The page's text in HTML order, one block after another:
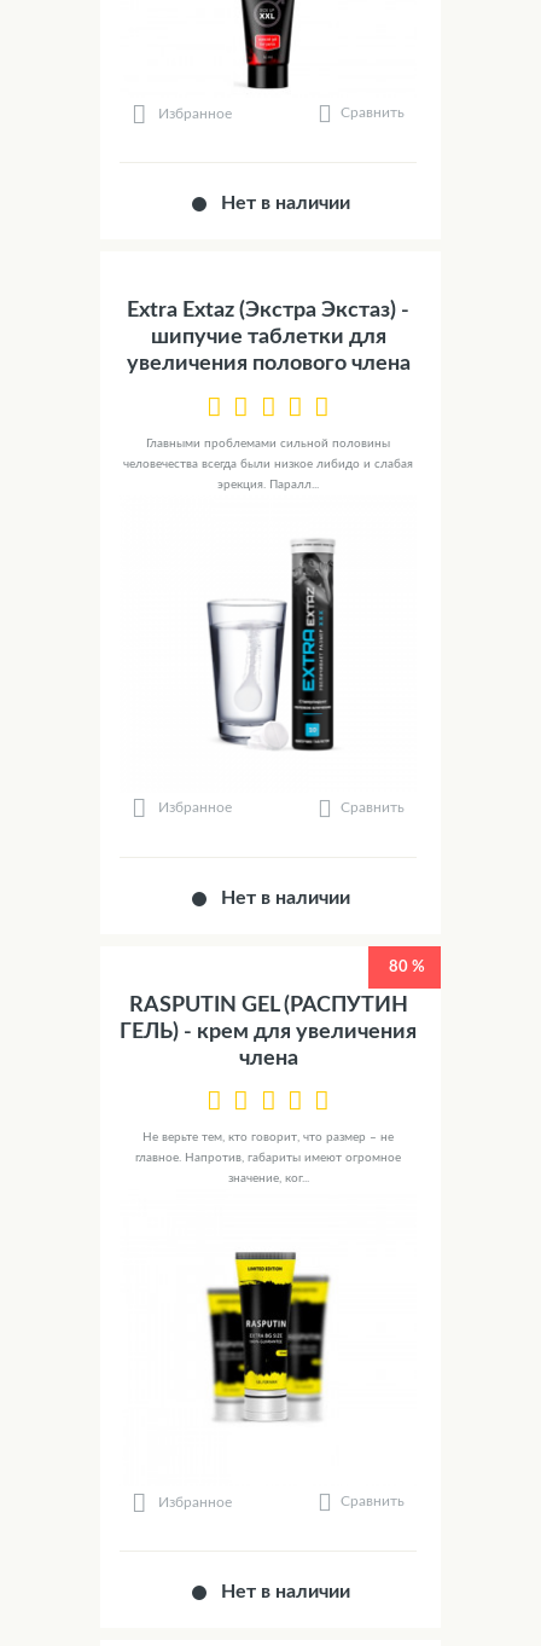
Избранное Сравнить
Нет в наличии
Extra Extaz (Экстра Экстаз) -
шипучие таблетки для
увеличения полового члена
Главными проблемами сильной половины
человечества всегда были низкое либидо и слабая
эрекция. Паралл...
Избранное Сравнить
Нет в наличии
80 %
RASPUTIN GEL (РАСПУТИН
ГЕЛЬ) - крем для увеличения
члена
Не верьте тем, кто говорит, что размер – не
главное. Напротив, габариты имеют огромное
значение, ког...
Избранное Сравнить
Нет в наличии